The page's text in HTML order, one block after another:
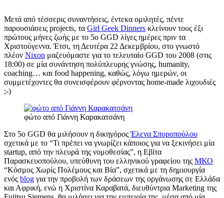
Μετά από τέσσερις συναντήσεις, έντεκα ομιλητές, πέντε
παρουσιάσεις projects, τα Girl Geek Dinners κλείνουν τους έξι
πρώτους μήνες ζωής με το 5ο GGD λίγες ημέρες πριν τα
Χριστούγεννα. Έτσι, τη Δευτέρα 22 Δεκεμβρίου, στο γνωστό
πλέον Nixon μαζευόμαστε για το τελευταίο GGD του 2008 (στις
18:00) σε μία συνάντηση πολύπλευρης γνώσης, humanity,
coaching… και food happening, καθώς, λόγω ημερών, οι
συμμετέχοντες θα συνεισφέρουν φέρνοντας home-made λιχουδιές
;-)
φώτο από Γιάννη Καρακατσάνη
Στο 5ο GGD θα μιλήσουν η δικηγόροςΈλενα Σπυροπούλου
σχετικά με το “Τι πρέπει να γνωρίζει κάποιος για να ξεκινήσει μία
startup, από την πλευρά της νομοθεσίας”, η Εβίτα
Παρασκευοπούλου, υπεύθυνη του ελληνικού γραφείου της ΜΚΟ
“Κόσμος Χωρίς Πολέμους και Βία”, σχετικά με τη δημιουργία
ενός blog για την προβολή των δράσεων της οργάνωσης σε Ελλάδα
και Αφρική, ενώ η Χριστίνα Καραβατά, διευθύντρια Marketing της